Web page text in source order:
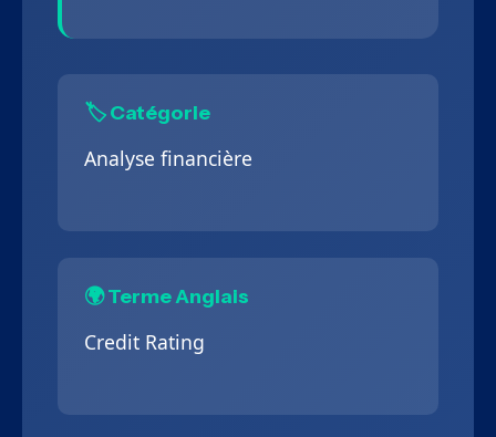
🏷️ Catégorie
Analyse financière
🌍 Terme Anglais
Credit Rating